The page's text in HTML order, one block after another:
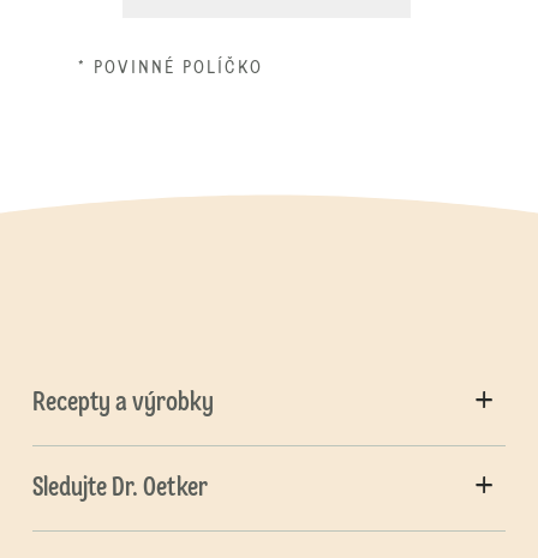
* POVINNÉ POLÍČKO
Recepty a výrobky
Sledujte Dr. Oetker